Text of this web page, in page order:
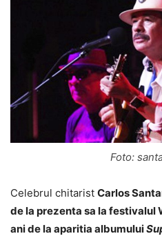
Foto:
Celebrul chitarist Carlos
de la prezenta sa la festivalul
ani de la aparitia albumului